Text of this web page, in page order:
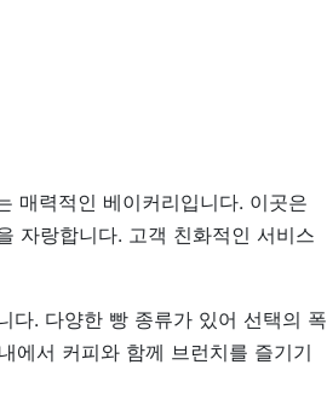
매력적인 베이커리입니다. 이곳은
자랑합니다. 고객 친화적인 서비스
다. 다양한 빵 종류가 있어 선택의 폭
에서 커피와 함께 브런치를 즐기기